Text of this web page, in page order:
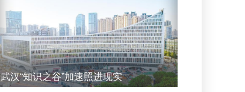
武汉“知识之谷”加速照进现实